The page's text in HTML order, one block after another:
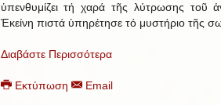
ὑπενθυμίζει τή χαρά τῆς λύτρωσης τοῦ
Ἐκείνη πιστά ὑπηρέτησε τό μυστήριο τῆς
Διαβάστε Περισσότερα
Εκτύπωση Email